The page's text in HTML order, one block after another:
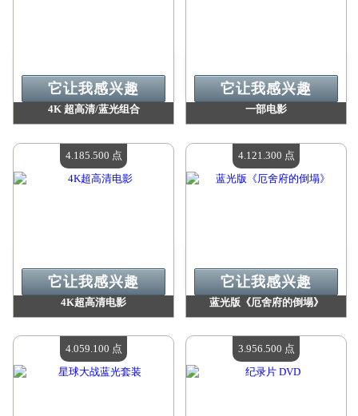
4K 超高清/蓝光组合
现有数量：4
它让我感兴趣
一部电影
现有数量：4
它让我感兴趣
4K超高清电影
现有数量：4
它让我感兴趣
4.185.500 点
蓝光版《厄舍府的倒塌》
现有数量：4
它让我感兴趣
4.121.300 点
4.059.100 点 3.956.500 点